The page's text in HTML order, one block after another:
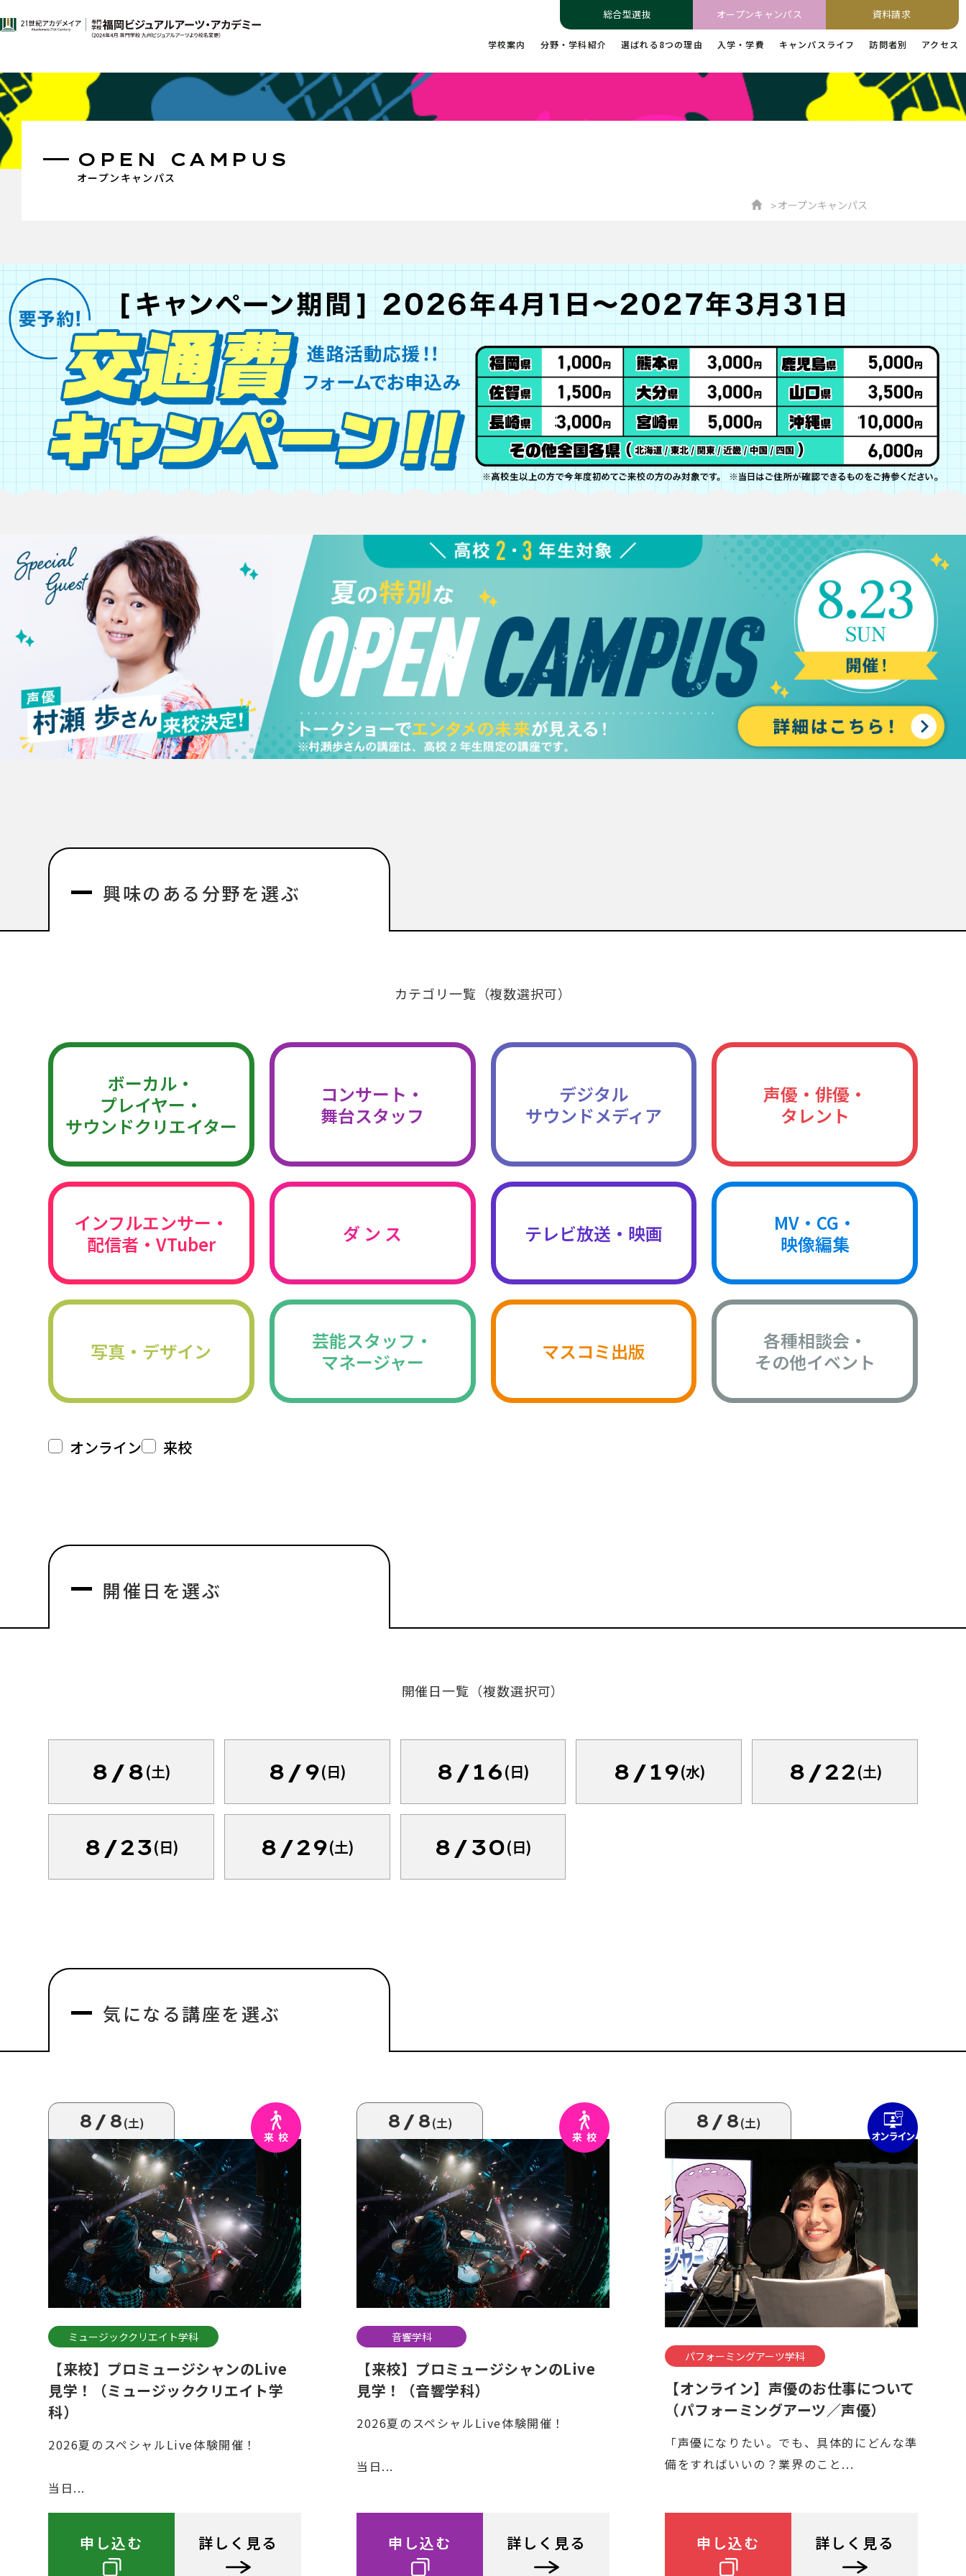
総合型選抜 オープンキャンパス 資料請求
学校案内 分野・学科紹介 選ばれる8つの理由 入学・学費 キャンパスライフ 訪問者別 アクセス
オープンキャンパス
OPEN CAMPUS
オープンキャンパス
興味のある分野を選ぶ
カテゴリ一覧（複数選択可）
ボーカル・
プレイヤー・
サウンドクリエイター
コンサート・
舞台スタッフ
デジタル
サウンドメディア
声優・俳優・
タレント
インフルエンサー・
配信者・VTuber
ダ ン ス テレビ放送・映画
MV・CG・
映像編集
写真・デザイン
芸能スタッフ・
マネージャー
マスコミ出版
各種相談会・
その他イベント
オンライン 来校
開催日を選ぶ
開催日一覧（複数選択可）
8/8(土) 8/9(日) 8/16(日) 8/19(水) 8/22(土)
8/23(日) 8/29(土) 8/30(日)
気になる講座を選ぶ
8/8(土)
ミュージッククリエイト学科
【来校】プロミュージシャンのLive
見学！（ミュージッククリエイト学
科）
2026夏のスペシャルLive体験開催！
当日...
申し込む 詳しく見る
8/8(土)
音響学科
【来校】プロミュージシャンのLive
見学！（音響学科）
2026夏のスペシャルLive体験開催！
当日...
申し込む 詳しく見る
8/8(土)
パフォーミングアーツ学科
【オンライン】声優のお仕事について
（パフォーミングアーツ／声優）
「声優になりたい。でも、具体的にどんな準
備をすればいいの？業界のこと...
申し込む 詳しく見る